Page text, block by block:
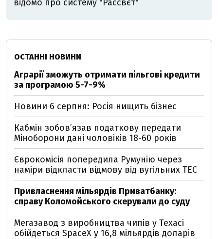
відомо про систему "Рассвєт"
ОСТАННІ НОВИНИ
Аграрії зможуть отримати пільгові кредити
за програмою 5-7-9%
Новини 6 серпня: Росія нищить бізнес
Кабмін зобовʼязав податкову передати
Міноборони дані чоловіків 18-60 років
Єврокомісія попередила Румунію через
наміри відкласти відмову від вугільних ТЕС
Привласнення мільярдів Приватбанку:
справу Коломойського скерували до суду
Мегазавод з виробництва чипів у Техасі
обійдеться SpaceX у 16,8 мільярдів доларів